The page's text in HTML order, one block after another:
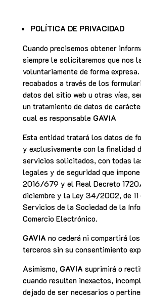
POLÍTICA DE PRIVACIDAD
Cuando precisemos obtener
siempre le solicitaremos que nos
voluntariamente de forma
recabados a través de los
datos del sitio web u otras vías,
un tratamiento de datos de
cual es responsable GAVIA
Esta entidad tratará los datos de
y exclusivamente con la finalidad
servicios solicitados, con todas
legales y de seguridad que
2016/679 y el Real Decreto
diciembre y la Ley 34/2002, de
Servicios de la Sociedad de la
Comercio Electrónico.
GAVIA no cederá ni compartirá
terceros sin su consentimiento
Asimismo, GAVIA suprimirá o
cuando resulten inexactos,
dejado de ser necesarios o